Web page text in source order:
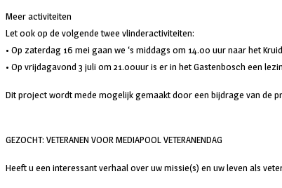
Meer activiteiten
Let ook op de volgende twee vlinderactiviteiten:
• Op zaterdag 16 mei gaan we ‘s middags om 14.00 uur naar het
• Op vrijdagavond 3 juli om 21.00uur is er in het Gastenbosch een
Dit project wordt mede mogelijk gemaakt door een bijdrage van de
GEZOCHT: VETERANEN VOOR MEDIAPOOL VETERANENDAG
Heeft u een interessant verhaal over uw missie(s) en uw leven als